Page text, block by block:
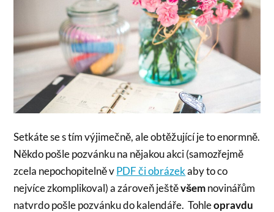
Setkáte se s tím výjimečně, ale obtěžující je to enormně.
Někdo pošle pozvánku na nějakou akci (samozřejmě
zcela nepochopitelně vPDF či obrázekaby to co
nejvíce zkomplikoval) a zároveň ještěvšemnovinářům
natvrdo pošle pozvánku do kalendáře. Tohleopravdu